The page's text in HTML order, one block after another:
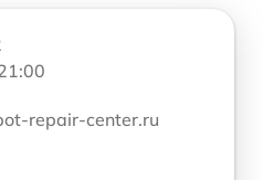
repair-center.ru